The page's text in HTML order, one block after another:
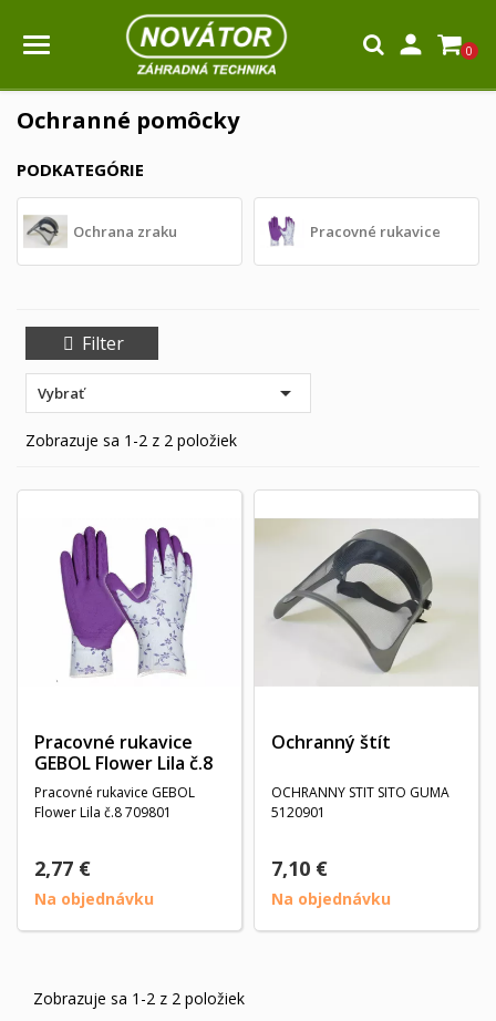
 0
Ochranné pomôcky
PODKATEGÓRIE
Ochrana zraku Pracovné rukavice
Filter
Vybrať 
Zobrazuje sa 1-2 z 2 položiek
Pracovné rukavice
GEBOL Flower Lila č.8
Pracovné rukavice GEBOL
Flower Lila č.8 709801
2,77 €
Na objednávku
Ochranný štít
OCHRANNY STIT SITO GUMA
5120901
7,10 €
Na objednávku
Zobrazuje sa 1-2 z 2 položiek